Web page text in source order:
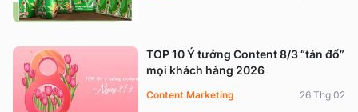
TOP 10 Ý tưởng Content 8/3 “tán đổ”
mọi khách hàng 2026
Content Marketing 26 Thg 02